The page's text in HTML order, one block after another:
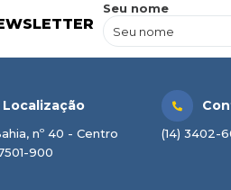
Seu nome
Localização
nº 40 - Centro
900
(14) 3402-